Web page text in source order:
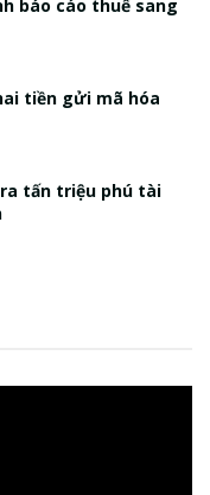
báo cáo thuế sang
tiền gửi mã hóa
tấn triệu phú tài